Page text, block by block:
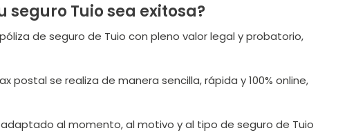
Tuio sea exitosa?
de seguro de Tuio con pleno valor legal y probatorio,
se realiza de manera sencilla, rápida y 100% online,
al momento, al motivo y al tipo de seguro de Tuio